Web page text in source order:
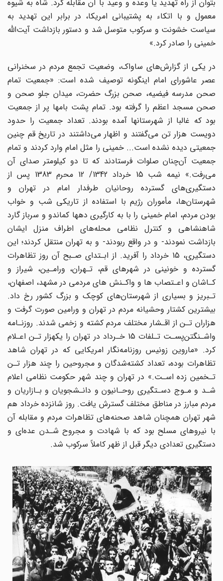
بتوان از راه تهدید یا وعده و وعید با آن مقابله کرد. شاه به شیوه
معمول و با اتکاء به پشتیبانی امریکا، در برابر این تهدید به
سیاست خشونت و سرکوب متوسل شد و دستور بازداشت آیت‌الله
خمینی را صادر کرد.»
در یکی از گزارش‌های ساواک، وضعیت تجمع مردم در سخنرانی
عصر عاشورای امام اینگونه توصیف شده است: «جمعیت تمام
صحن مدرسه فیضیه، صحن بزرگ حضرت، میدان جلو صحن و
صحن مسجد اعظم را گرفته بود. تمام پشت بامها پر از جمعیت
بود که غالبا از شهرستانها آمده بودند. تعداد جمعیت را حدود
دویست هزار تن می‌گفتند و اظهار می‌داشتند در تاریخ قم چنین
جمعیتی دیده نشده است... خمینی را مثل امام وارد کردند و تمام
جمعیت آن‌چنان صلوات فرستادند که تا دو کیلومتر صدای آن
می‌رفت.» نیمه شب 15 خرداد 1342/ 12 محرم 1383 پس از
دستگیری‌های گسترده روحانیان طرفدار امام در تهران و
شهرستان‌ها، مأموران رژیم با استفاده از تاریکی شب و خواب
بودن مردم، امام خمینی را با به کارگیری دهها کماندو و سرباز گارد
شاهنشاهی و کنترل نظامی محله‌های اطراف منزل ایشان
بازداشت نمودند- و در واقع ربودند- و به تهران منتقل کردند؛ این
دستگیری، 15 خرداد را آفرید. از ابـتدای صـبح آن روز تظاهرات
گسترده و خونینی در شهرهای‌ قم‌، تـهران‌، ورامـین، شیراز و
کـاشان و اعـتصاب ها و واکـنش های مردمی در مشهد، اصفهان،
تـبریز و بسیاری‌ از‌ شهرستان‌های کوچک و بزرگ کشور رخ داد.
بیشترین کشتار وحشیانه مردم در تهران و ورامین صورت گرفت و
هزاران‌ تـن‌ از‌ اقـشار مختلف مردم کشته و زخمی شدند. روزنـامه
واشـنگتن‌پسـت تـلفات 15‌ خـرداد‌ در‌ تهران را یکهزار تـن اعـلام
کرد. «ماروین زونیس روزنامه‌نگار امریکایی که در تهران‌ شاهد‌
تظاهرات‌ بوده، تعداد کشته‌شدگان و مجروحین را چند هزار تـن
تـخمین زده اسـت.» در تهران‌ و چند‌ شهر حکومت نظامی اعلام
شـد و مـوج دسـتگیری روحـانیون و دانـشجویان و بـازاریان و
مردم مبارز در‌ مناطق‌ مختلف‌ گسترش‌ یافت. روز شانزده خرداد هم
شهر تهران همچنان شاهد صحنه‌های تظاهرات مردم و مقابله‌ آن‌‌
با نیروهای مسلح بود که با شهادت و مجروح شـدن عده‌ای و
دستگیری تعدادی دیگر‌ قبل‌ از‌ ظهر کاملاً سرکوب شد.